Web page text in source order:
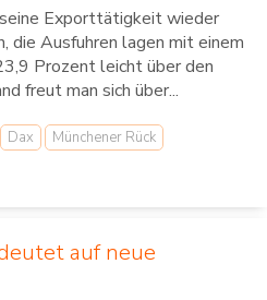
Exporttätigkeit wieder
die Ausfuhren lagen mit einem
Prozent leicht über den
freut man sich über...
Dax
Münchener Rück
auf neue